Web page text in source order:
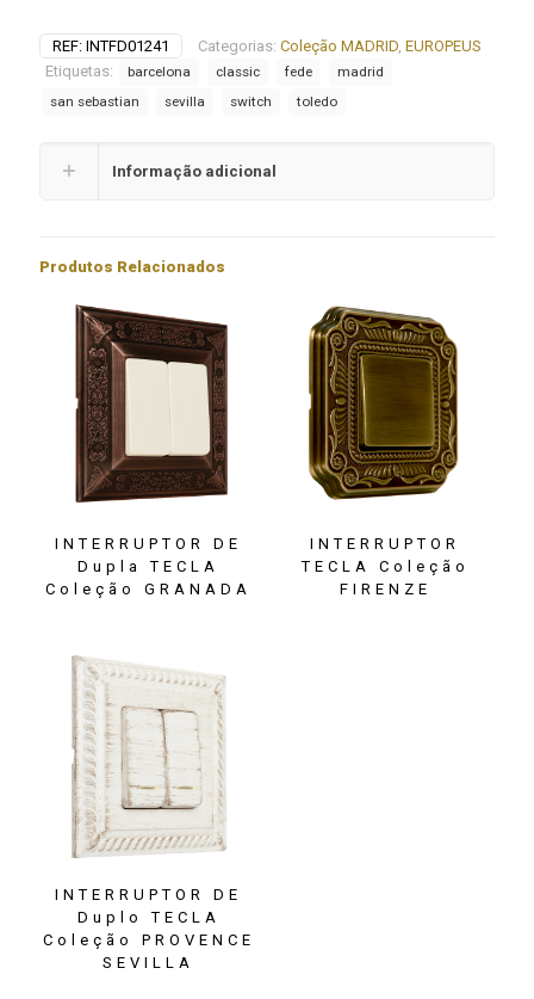
REF: INTFD01241 Categorias: Coleção MADRID, EUROPEUS
Etiquetas:
barcelona classic fede
madrid
san sebastian
sevilla switch toledo
Informação adicional
Produtos Relacionados
INTERRUPTOR DE
Dupla TECLA
Coleção GRANADA
INTERRUPTOR
TECLA Coleção
FIRENZE
INTERRUPTOR DE
Duplo TECLA
Coleção PROVENCE
SEVILLA